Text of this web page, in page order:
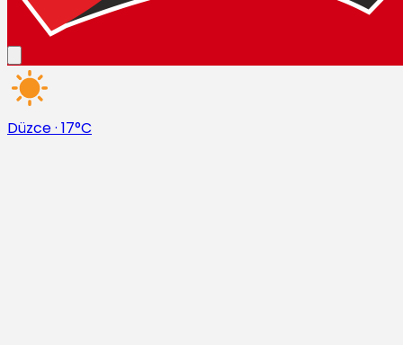
Düzce· 17°C